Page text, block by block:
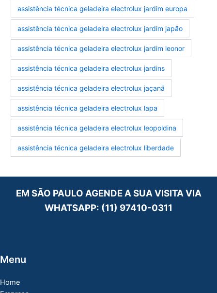
assistência técnica geladeira electrolux jardim europa
assistência técnica geladeira electrolux jardim japão
assistência técnica geladeira electrolux jardim leonor
assistência técnica geladeira electrolux jardins
assistência técnica geladeira electrolux jaçanã
assistência técnica geladeira electrolux lapa
assistência técnica geladeira electrolux leopoldina
assistência técnica geladeira electrolux liberdade
EM SÃO PAULO AGENDE A SUA VISITA VIA
WHATSAPP: (11) 97410-0311
Menu
Home